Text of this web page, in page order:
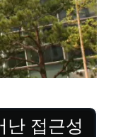
난 접근성